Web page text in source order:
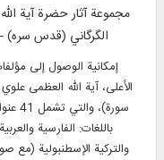
مجموعة آثار حضرة آية
الگرگاني (قدس سره) –
إمكانية الوصول إلى
الأعلى، آية الله العظمى
باللغات: الفارسية
والتركية الإسطنبولية (مع